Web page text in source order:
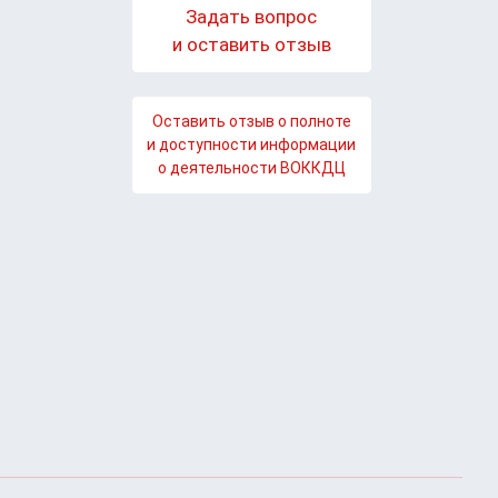
Задать вопрос
и оставить отзыв
Оставить отзыв о полноте
и доступности информации
о деятельности ВОККДЦ